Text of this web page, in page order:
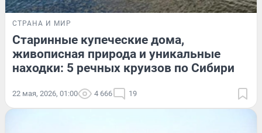
СТРАНА И МИР
Старинные купеческие дома,
живописная природа и уникальные
находки: 5 речных круизов по Сибири
22 мая, 2026, 01:00 4 666 19